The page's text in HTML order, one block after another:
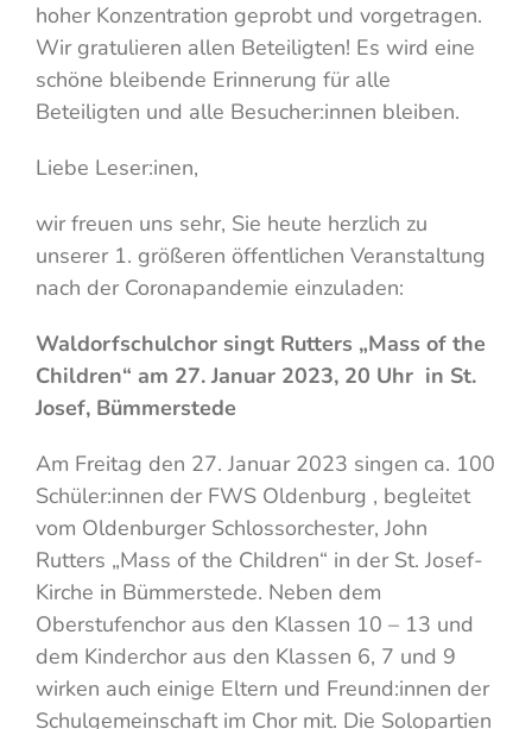
hoher Konzentration geprobt und vorgetragen.
Wir gratulieren allen Beteiligten! Es wird eine
schöne bleibende Erinnerung für alle
Beteiligten und alle Besucher:innen bleiben.
Liebe Leser:inen,
wir freuen uns sehr, Sie heute herzlich zu
unserer 1. größeren öffentlichen Veranstaltung
nach der Coronapandemie einzuladen:
Waldorfschulchor singt Rutters „Mass of the
Children“ am 27. Januar 2023, 20 Uhr in St.
Josef, Bümmerstede
Am Freitag den 27. Januar 2023 singen ca. 100
Schüler:innen der FWS Oldenburg , begleitet
vom Oldenburger Schlossorchester, John
Rutters „Mass of the Children“ in der St. Josef-
Kirche in Bümmerstede. Neben dem
Oberstufenchor aus den Klassen 10 – 13 und
dem Kinderchor aus den Klassen 6, 7 und 9
wirken auch einige Eltern und Freund:innen der
Schulgemeinschaft im Chor mit. Die Solopartien